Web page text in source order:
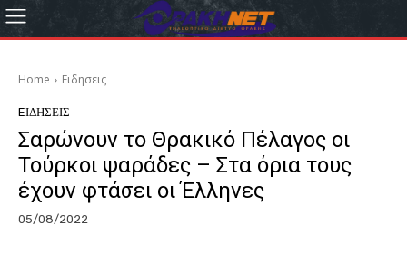
Home Eιδησεις
EΙΔΗΣΕΙΣ
Σαρώνουν το Θρακικό Πέλαγος οι
Τούρκοι ψαράδες – Στα όρια τους
έχουν φτάσει οι Έλληνες
05/08/2022